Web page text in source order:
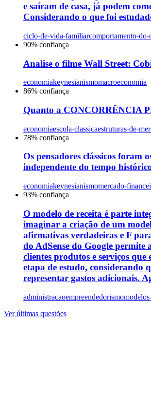
e saíram de casa, já podem
Considerando o que foi
ciclo-de-vida-familiarcomportamento-
90% confiança
Analise o filme Wall Street:
economiakeynesianismomacroeconomia
86% confiança
Quanto a CONCORRÊNCIA
economiaescola-classicaestruturas-de-
78% confiança
Os pensadores clássicos
independente do tempo
economiakeynesianismomercado-
93% confiança
O modelo de receita é parte
imaginar a criação de um
afirmativas verdadeiras e F
do AdSense do Google permite
clientes produtos e serviços
etapa de estudo, considerando
representar gastos adicionais.
administracaoempreendedorismo
Ver últimas questões